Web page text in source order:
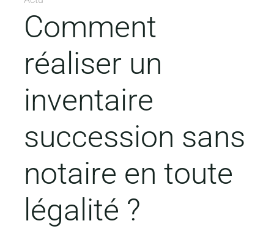
Comment
réaliser un
inventaire
succession sans
notaire en toute
légalité ?